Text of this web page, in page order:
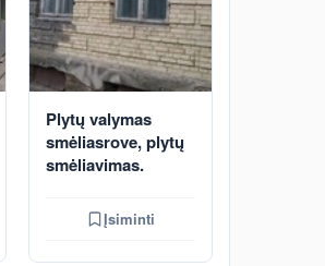
Plytų valymas
smėliasrove, plytų
smėliavimas.
Įsiminti